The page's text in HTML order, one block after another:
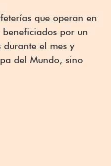
que operan en
por un
durante el mes y
del Mundo, sino